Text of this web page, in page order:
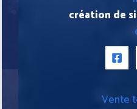
création de
Vente